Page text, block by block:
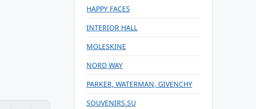
HAPPY FACES
INTERIOR HALL
MOLESKINE
NORD WAY
PARKER, WATERMAN, GIVENCHY
SOUVENIRS.SU